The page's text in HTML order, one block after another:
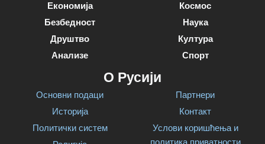
Економија
Безбедност
Друштво
Анализе
Космос
Наука
Култура
Спорт
О Русији
Основни подаци
Историја
Политички систем
Партнери
Контакт
Услови коришћења и